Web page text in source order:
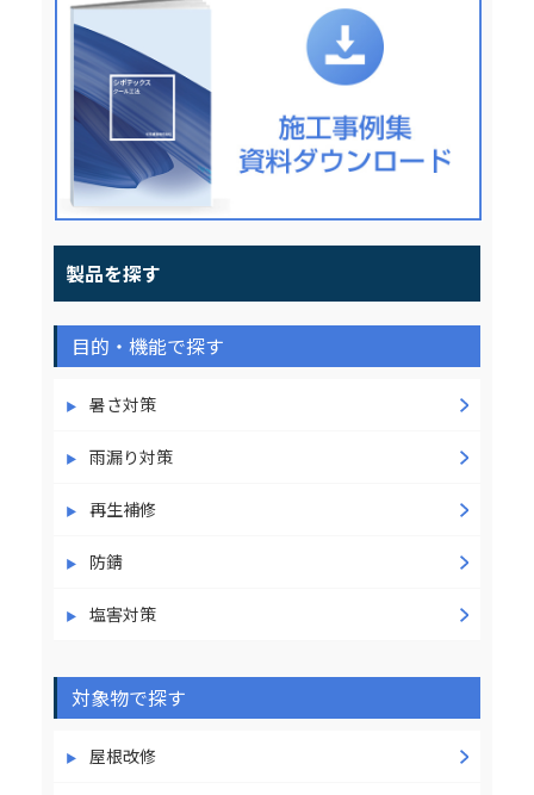
製品を探す
目的・機能で探す
暑さ対策
雨漏り対策
再生補修
防錆
塩害対策
対象物で探す
屋根改修